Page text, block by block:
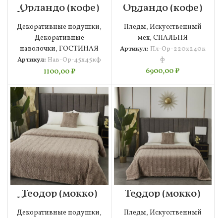
Орландо (кофе)
Наволочка 45х45
Декоративные подушки,
Декоративные
наволочки,ГОСТИНАЯ
Артикул: Нав-Ор-45х45кф
1100,00₽
Орландо (кофе)
Покрывало
220х240
Пледы, Искусcтвенный
мех, СПАЛЬНЯ
Артикул: Пл-Ор-220х240к
ф
6900,00₽
Теодор (мокко)
Наволочка 45х45
Декоративные подушки,
Теодор (мокко)
Покрывало
160х220
Пледы, Искусcтвенный